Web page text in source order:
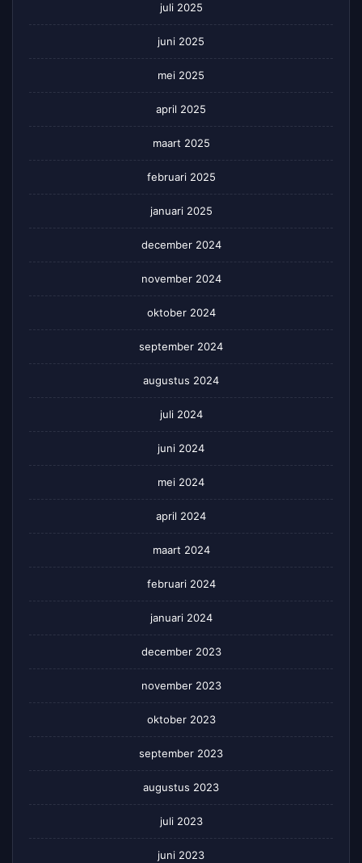
juli 2025
juni 2025
mei 2025
april 2025
maart 2025
februari 2025
januari 2025
december 2024
november 2024
oktober 2024
september 2024
augustus 2024
juli 2024
juni 2024
mei 2024
april 2024
maart 2024
februari 2024
januari 2024
december 2023
november 2023
oktober 2023
september 2023
augustus 2023
juli 2023
juni 2023